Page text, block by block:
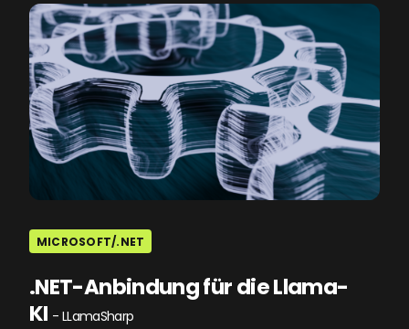
MICROSOFT/.NET
.NET-Anbindung für die Llama-
KI - LLamaSharp